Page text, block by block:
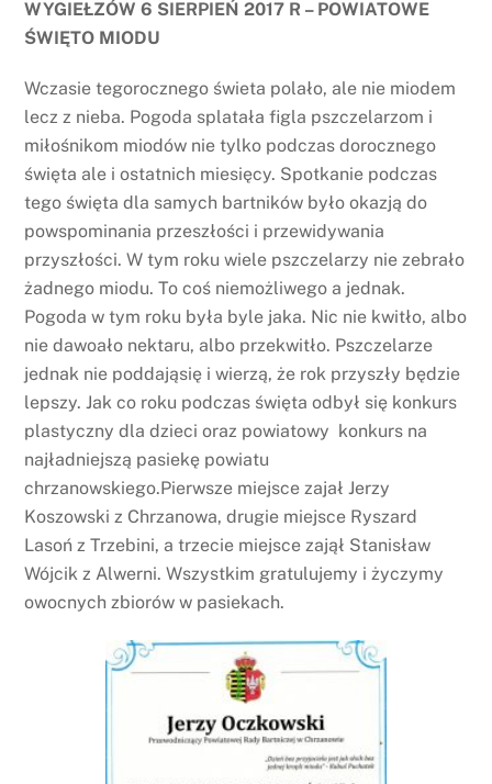
WYGIEŁZÓW 6 SIERPIEŃ 2017 R – POWIATOWE
ŚWIĘTO MIODU
Wczasie tegorocznego świeta polało, ale nie miodem
lecz z nieba. Pogoda splatała figla pszczelarzom i
miłośnikom miodów nie tylko podczas dorocznego
święta ale i ostatnich miesięcy. Spotkanie podczas
tego święta dla samych bartników było okazją do
powspominania przeszłości i przewidywania
przyszłości. W tym roku wiele pszczelarzy nie zebrało
żadnego miodu. To coś niemożliwego a jednak.
Pogoda w tym roku była byle jaka. Nic nie kwitło, albo
nie dawoało nektaru, albo przekwitło. Pszczelarze
jednak nie poddająsię i wierzą, że rok przyszły będzie
lepszy. Jak co roku podczas święta odbył się konkurs
plastyczny dla dzieci oraz powiatowy konkurs na
najładniejszą pasiekę powiatu
chrzanowskiego.Pierwsze miejsce zajał Jerzy
Koszowski z Chrzanowa, drugie miejsce Ryszard
Lasoń z Trzebini, a trzecie miejsce zajął Stanisław
Wójcik z Alwerni. Wszystkim gratulujemy i życzymy
owocnych zbiorów w pasiekach.